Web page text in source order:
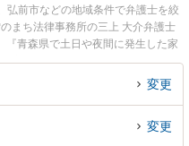
弘前市などの地域条件で弁護士を絞
まち法律事務所の三上 大介弁護士
青森県で土日や夜間に発生した家
交渉を法律相談できる青森県内の弁
変更
変更